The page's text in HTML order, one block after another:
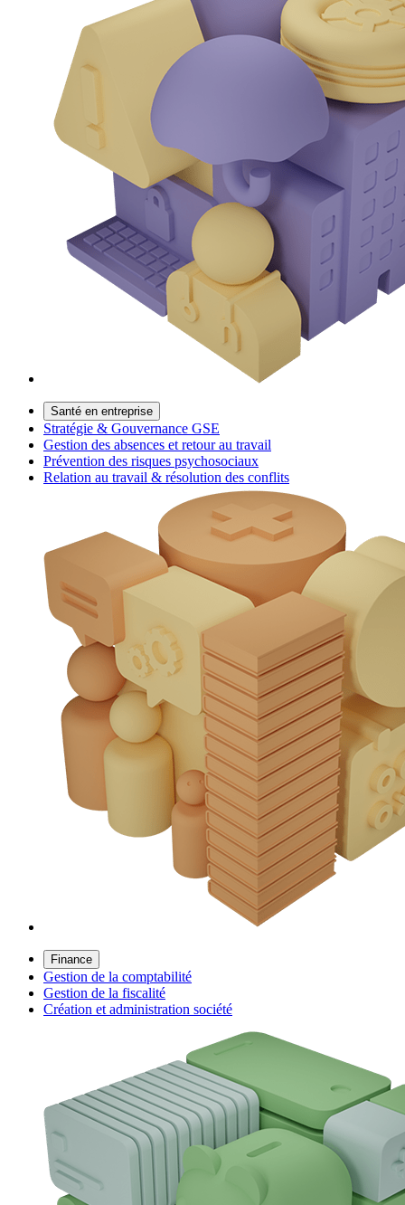
Santé en entreprise
Stratégie & Gouvernance GSE
Gestion des absences et retour au travail
Prévention des risques psychosociaux
Relation au travail & résolution des conflits
Finance
Gestion de la comptabilité
Gestion de la fiscalité
Création et administration société